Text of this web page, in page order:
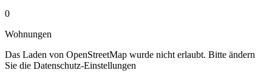
0
Wohnungen
Das Laden von OpenStreetMap wurde nicht erlaubt. Bitte ändern
Sie die Datenschutz-Einstellungen